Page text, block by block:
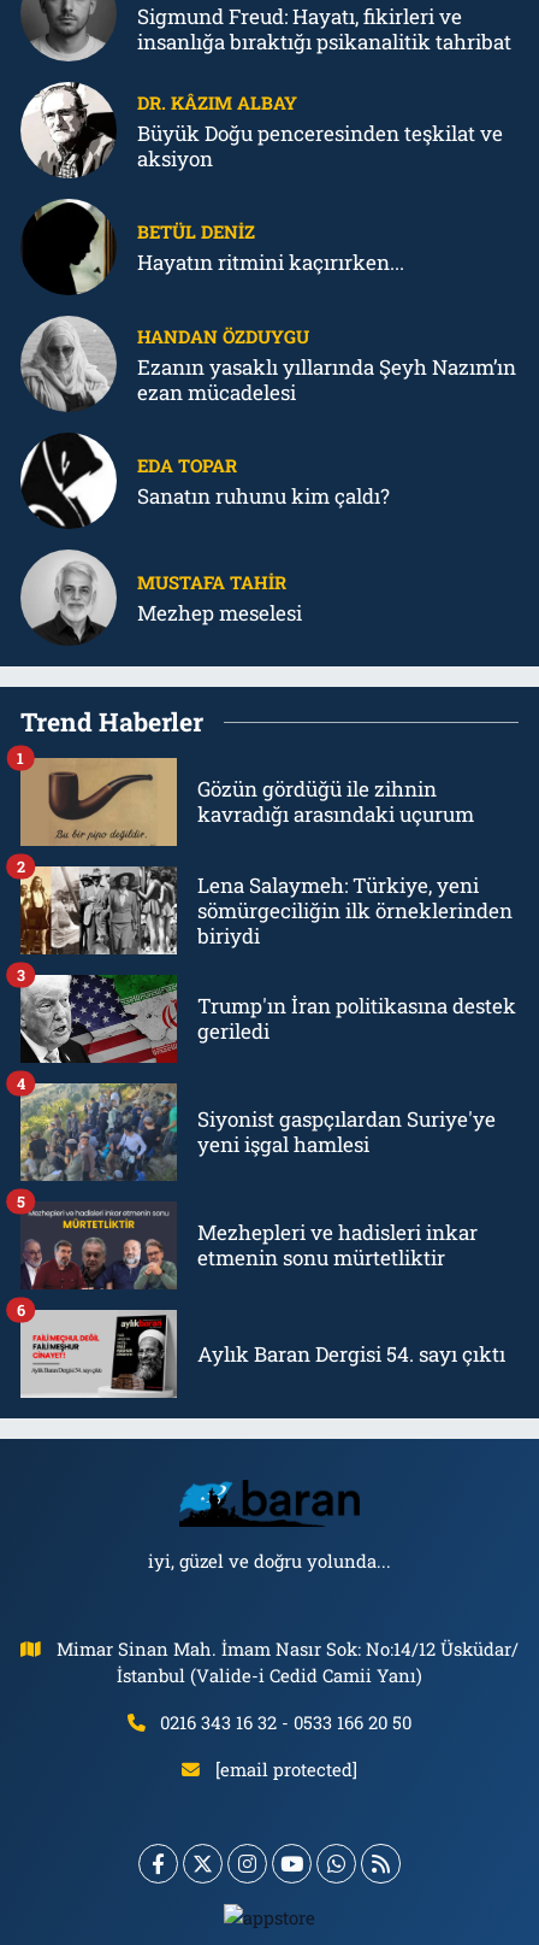
Sigmund Freud: Hayatı, fikirleri ve
insanlığa bıraktığı psikanalitik tahribat
DR. KÂZIM ALBAY
Büyük Doğu penceresinden teşkilat ve
aksiyon
BETÜL DENIZ
Hayatın ritmini kaçırırken...
HANDAN ÖZDUYGU
Ezanın yasaklı yıllarında Şeyh Nazım’ın
ezan mücadelesi
EDA TOPAR
Sanatın ruhunu kim çaldı?
MUSTAFA TAHIR
Mezhep meselesi
Trend Haberler
Gözün gördüğü ile zihnin
kavradığı arasındaki uçurum
1
Lena Salaymeh: Türkiye, yeni
sömürgeciliğin ilk örneklerinden
biriydi
2
Trump'ın İran politikasına destek
geriledi
3
Siyonist gaspçılardan Suriye'ye
yeni işgal hamlesi
4
Mezhepleri ve hadisleri inkar
etmenin sonu mürtetliktir
5
Aylık Baran Dergisi 54. sayı çıktı
6
iyi, güzel ve doğru yolunda...
Mimar Sinan Mah. İmam Nasır Sok: No:14/12 Üsküdar/
İstanbul (Valide-i Cedid Camii Yanı)
0216 343 16 32 - 0533 166 20 50
[email protected]